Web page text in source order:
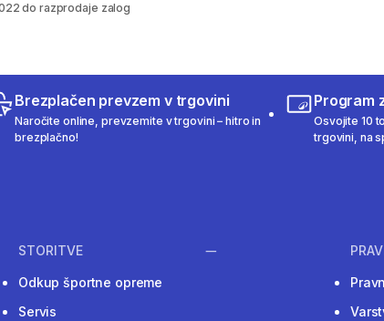
do razprodaje zalog
Brezplačen prevzem v trgovini
Naročite online, prevzemite v trgovini – hitro in
brezplačno!
Program
Osvojite 10
trgovini, na
STORITVE
Odkup športne opreme
Servis